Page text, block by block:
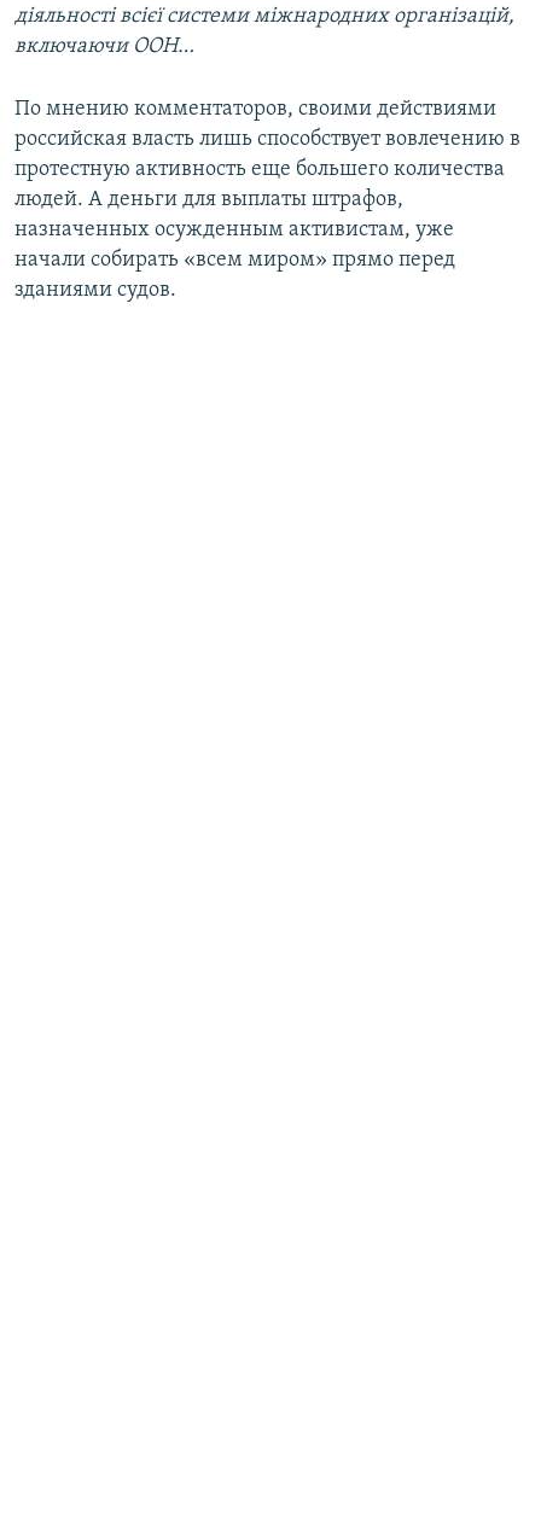
діяльності всієї системи міжнародних організацій,
включаючи ООН…
По мнению комментаторов, своими действиями
российская власть лишь способствует вовлечению в
протестную активность еще большего количества
людей. А деньги для выплаты штрафов,
назначенных осужденным активистам, уже
начали собирать «всем миром» прямо перед
зданиями судов.